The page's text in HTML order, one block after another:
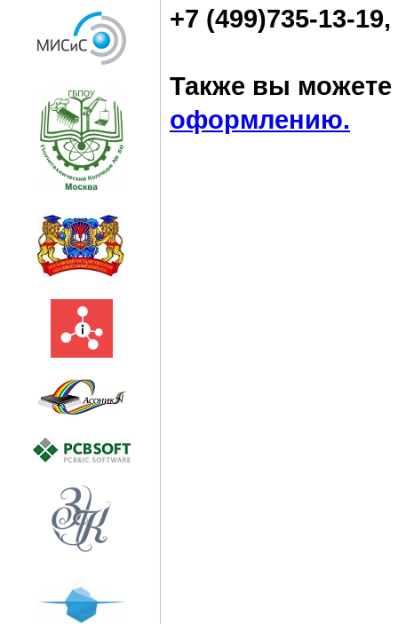
+7 (499)735-13-
Также вы
оформлению.